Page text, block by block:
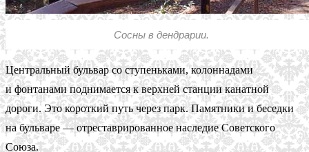
Сосны в дендрарии.
Центральный бульвар со ступеньками, колоннадами
и фонтанами поднимается к верхней станции канатной
дороги. Это короткий путь через парк. Памятники и беседки
на бульваре — отреставрированное наследие Советского
Союза.